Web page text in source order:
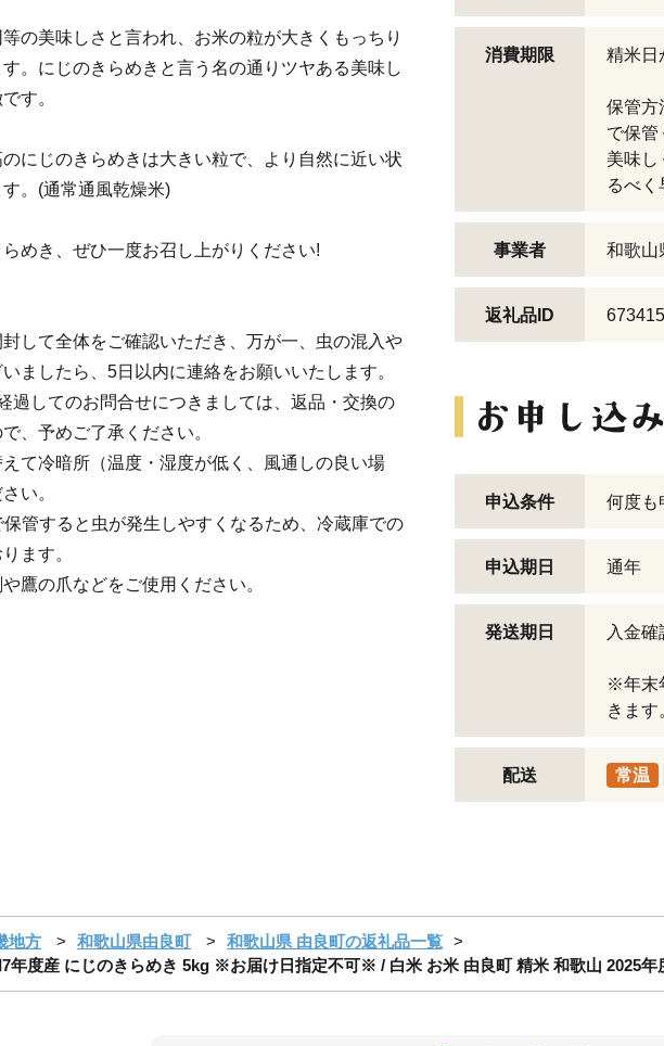
の美味しさと言われ、お米の粒が大きくもっちり
。にじのきらめきと言う名の通りツヤある美味し
す。
にじのきらめきは大きい粒で、より自然に近い状
。(通常通風乾燥米)
めき、ぜひ一度お召し上がりください!
封して全体をご確認いただき、万が一、虫の混入や
ましたら、5日以内に連絡をお願いいたします。
過してのお問合せにつきましては、返品・交換の
、予めご了承ください。
えて冷暗所（温度・湿度が低く、風通しの良い場
い。
管すると虫が発生しやすくなるため、冷蔵庫での
ます。
鷹の爪などをご使用ください。
消費期限 精米日
保管方
で保管
美味し
るべく
事業者 和歌
返礼品ID
申込条件 何度も
申込期日 通年
発送期日 入金
※年末
きます
配送 常温
地方 和歌山県由良町
和歌山県 由良町の返礼品一覧
7年度産 にじのきらめき 5kg ※お届け日指定不可※ / 白米 お米 由良町 精米 和歌山 2025年